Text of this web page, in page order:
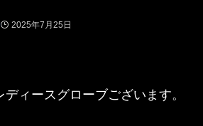
2025年7月25日
ィースグローブございます。